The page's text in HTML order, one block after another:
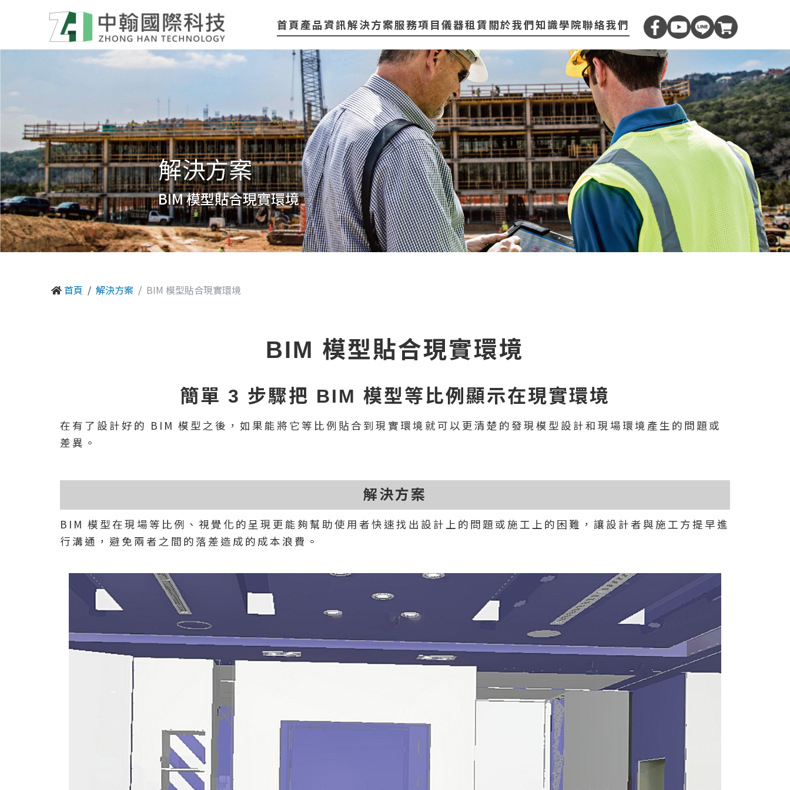
首頁產品資訊解決方案服務項目儀器租賃關於我們知識學院聯絡我們
解決方案
BIM 模型貼合現實環境
首頁 解決方案 BIM 模型貼合現實環境
BIM 模型貼合現實環境
簡單 3 步驟把 BIM 模型等比例顯示在現實環境
在有了設計好的 BIM 模型之後，如果能將它等比例貼合到現實環境就可以更清楚的發現模型設計和現場環境產生的問題或
差異。
解決方案
BIM 模型在現場等比例、視覺化的呈現更能夠幫助使用者快速找出設計上的問題或施工上的困難，讓設計者與施工方提早進
行溝通，避免兩者之間的落差造成的成本浪費。